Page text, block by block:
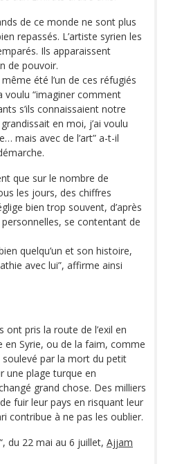
de ce monde ne sont plus
repassés. L’artiste syrien les
Ils apparaissent
de pouvoir.
été l’un de ces réfugiés
voulu “imaginer comment
s’ils connaissaient notre
en moi, j’ai voulu
mais avec de l’art” a-t-il
que sur le nombre de
les jours, des chiffres
bien trop souvent, d’après
se contentant de
quelqu’un et son histoire,
avec lui”, affirme ainsi
ont pris la route de l’exil en
Syrie, ou de la faim, comme
soulevé par la mort du petit
une plage turque en
grand chose. Des milliers
fuir leur pays en risquant leur
contribue à ne pas les oublier.
“, du 22 mai au 6 juillet, Ajjam